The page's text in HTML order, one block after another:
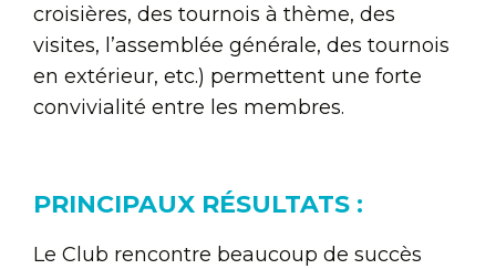
croisières, des tournois à thème, des
visites, l’assemblée générale, des tournois
en extérieur, etc.) permettent une forte
convivialité entre les membres.
PRINCIPAUX RÉSULTATS :
Le Club rencontre beaucoup de succès